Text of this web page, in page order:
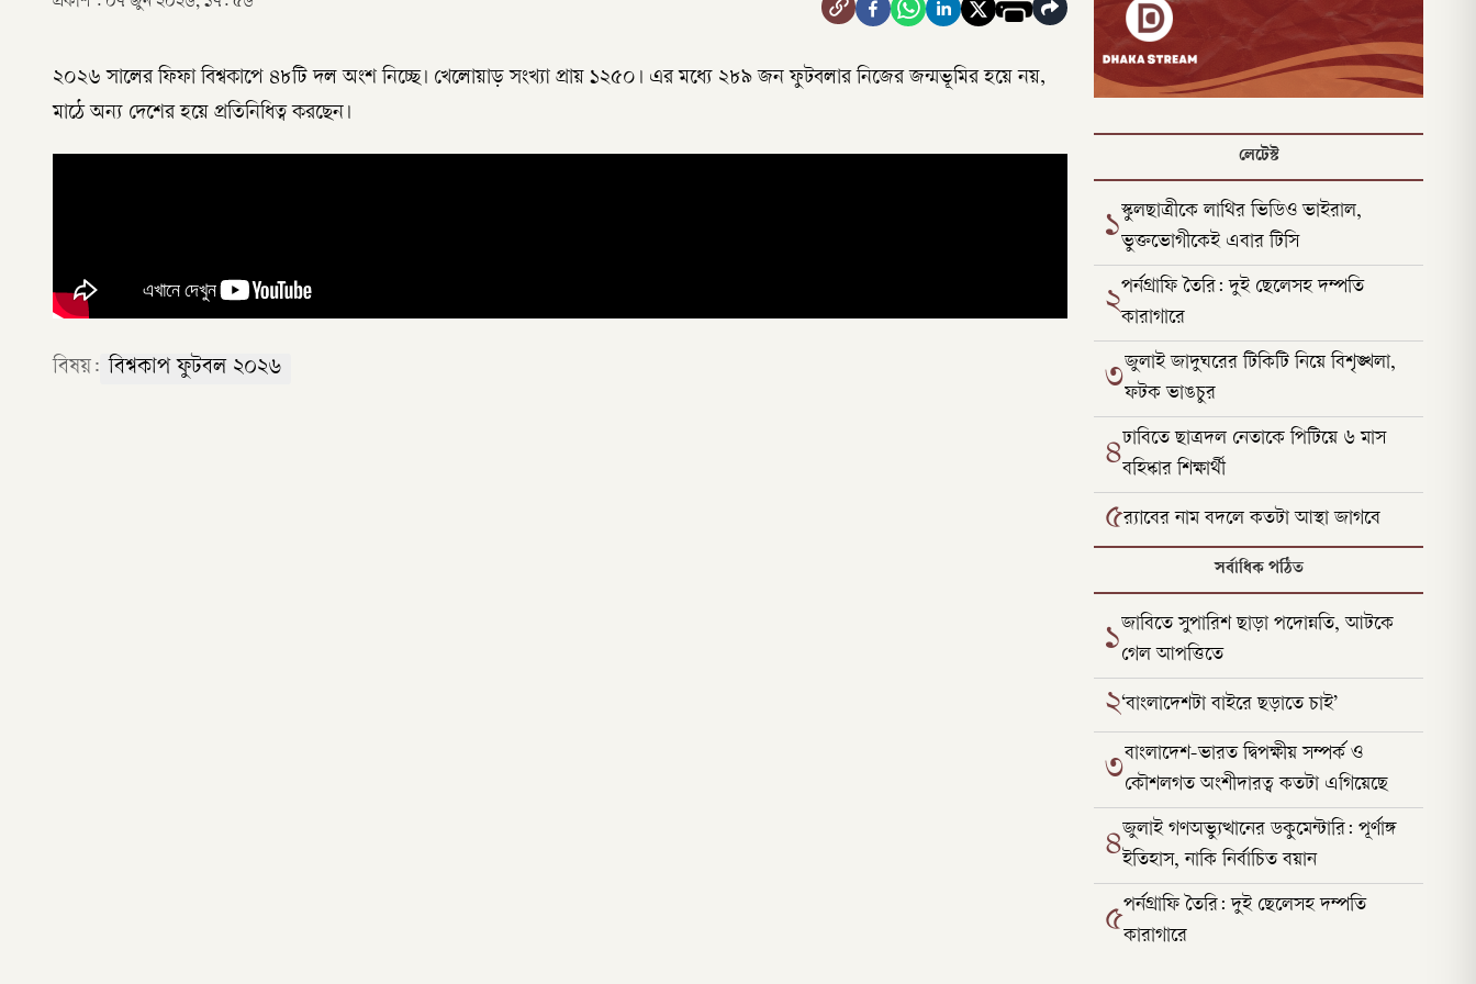
২০২৬ সালের ফিফা বিশ্বকাপে ৪৮টি দল অংশ নিচ্ছে। খেলোয়াড় সংখ্যা প্রায় ১২৫০। এর মধ্যে ২৮৯ জন ফুটবলার নিজের জন্মভূমির হয়ে নয়,
মাঠে অন্য দেশের হয়ে প্রতিনিধিত্ব করছেন।
বিষয়: বিশ্বকাপ ফুটবল ২০২৬
লেটেস্ট
১স্কুলছাত্রীকে লাথির ভিডিও ভাইরাল,
ভুক্তভোগীকেই এবার টিসি
২পর্নগ্রাফি তৈরি: দুই ছেলেসহ দম্পতি
কারাগারে
৩জুলাই জাদুঘরের টিকিটি নিয়ে বিশৃঙ্খলা,
ফটক ভাঙচুর
৪ঢাবিতে ছাত্রদল নেতাকে পিটিয়ে ৬ মাস
বহিষ্কার শিক্ষার্থী
৫র‌্যাবের নাম বদলে কতটা আস্থা জাগবে
সর্বাধিক পঠিত
১জাবিতে সুপারিশ ছাড়া পদোন্নতি, আটকে
গেল আপত্তিতে
২‘বাংলাদেশটা বাইরে ছড়াতে চাই’
৩বাংলাদেশ-ভারত দ্বিপক্ষীয় সম্পর্ক ও
কৌশলগত অংশীদারত্ব কতটা এগিয়েছে
৪জুলাই গণঅভ্যুত্থানের ডকুমেন্টারি: পূর্ণাঙ্গ
ইতিহাস, নাকি নির্বাচিত বয়ান
৫পর্নগ্রাফি তৈরি: দুই ছেলেসহ দম্পতি
কারাগারে